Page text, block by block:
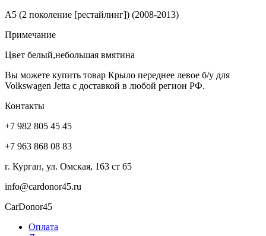
A5 (2 поколение [рестайлинг]) (2008-2013)
Примечание
Цвет белый,небольшая вмятина
Вы можете купить товар Крыло переднее левое б/у для
Volkswagen Jetta с доставкой в любой регион РФ.
Контакты
+7 982 805 45 45
+7 963 868 08 83
г. Курган, ул. Омская, 163 ст 65
info@cardonor45.ru
CarDonor45
Оплата